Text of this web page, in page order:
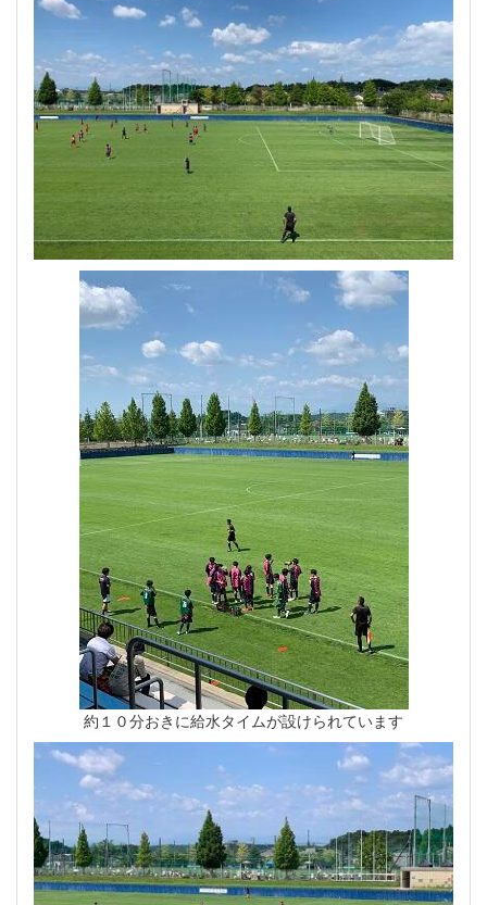
約１０分おきに給水タイムが設けられています